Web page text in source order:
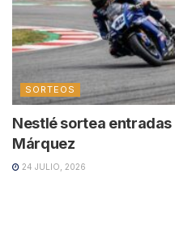
SORTEOS
Nestlé sortea
Márquez
24 JULIO, 2026